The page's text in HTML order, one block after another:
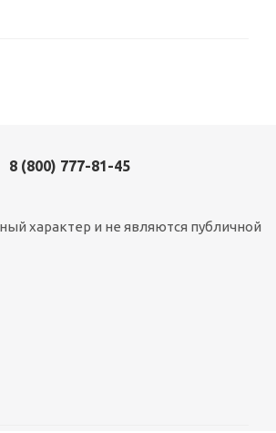
8 (800) 777-81-45
характер и не являются публичной